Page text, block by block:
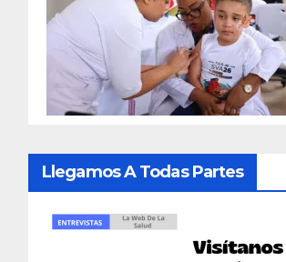
Llegamos A Todas Partes